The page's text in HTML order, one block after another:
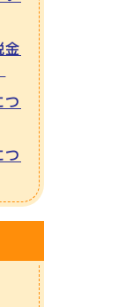
金
つ
つ